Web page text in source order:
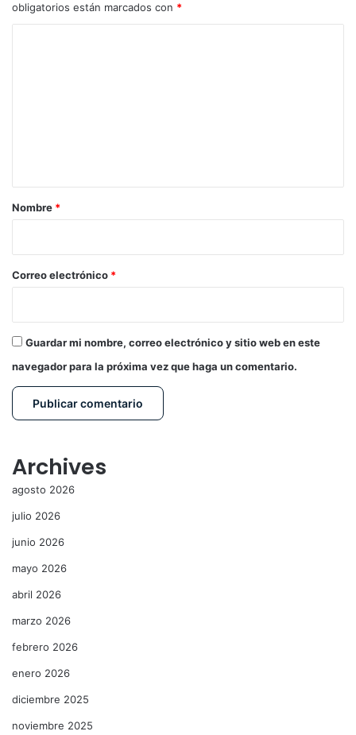
obligatorios están marcados con *
r
*
Nombre *
Correo electrónico *
Guardar mi nombre, correo electrónico y sitio web en este
navegador para la próxima vez que haga un comentario.
Archives
agosto 2026
julio 2026
junio 2026
mayo 2026
abril 2026
marzo 2026
febrero 2026
enero 2026
diciembre 2025
noviembre 2025